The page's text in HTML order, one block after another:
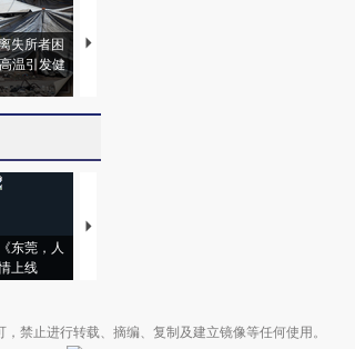
失所者困
温引发健
视线｜HYROX的吸金
东莞，人
上线
【推广】走进第四届链博
禁止进行转载、摘编、复制及建立镜像等任何使用。